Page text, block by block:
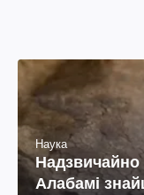
Наука
Надзвичайно
Алабамі